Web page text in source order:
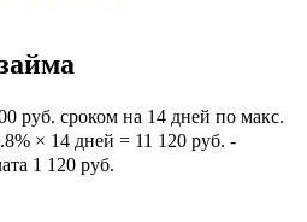
руб. сроком на 14 дней по макс.
× 14 дней = 11 120 руб. -
1 120 руб.